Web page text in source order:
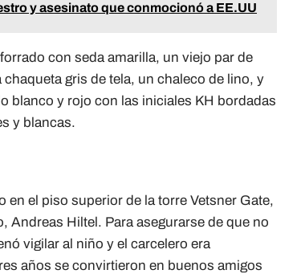
y asesinato que conmocionó a EE.UU
con seda amarilla, un viejo par de
gris de tela, un chaleco de lino, y
blanco y rojo con las iniciales KH bordadas
y blancas.
el piso superior de la torre Vetsner Gate,
Andreas Hiltel. Para asegurarse de que no
vigilar al niño y el carcelero era
años se convirtieron en buenos amigos